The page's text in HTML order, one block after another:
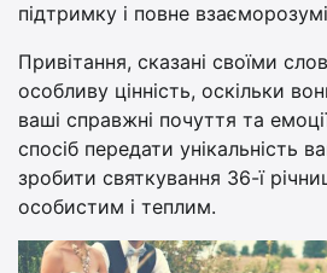
підтримку і повне
Привітання, сказані своїми
особливу цінність, оскільки
ваші справжні почуття та
спосіб передати унікальність
зробити святкування 36-ї
особистим і теплим.